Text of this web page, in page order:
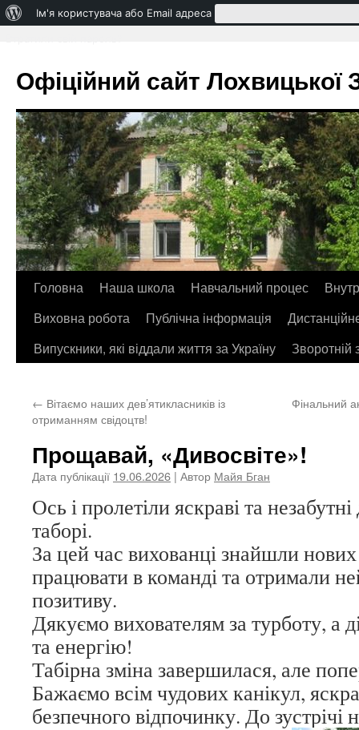
ПроІм'я користувача або Email адреса
Офіційний сайт Лохвицької
Перейти
до
контенту
Головна Наша школа Навчальний процес
Виховна робота
Публічна інформація
Випускники, які віддали життя за Україну
Зворотній
← Вітаємо наших дев’ятикласників із
отриманням свідоцтв!
Фінальний
Прощавай, «Дивосвіте»!
Дата публікації 19.06.2026 | Автор Майя Бган
Ось і пролетіли яскраві та
таборі.
За цей час вихованці знайшли
працювати в команді та отримали
позитиву.
Дякуємо вихователям за турботу, а
та енергію!
Табірна зміна завершилася, але
Бажаємо всім чудових канікул,
безпечного відпочинку. До зустрічі